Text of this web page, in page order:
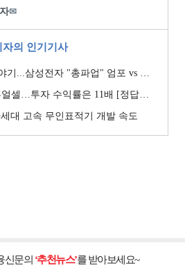
✉
자의 인기기사
자 "총파업" 엄포 vs 삼성重 '노사 원팀' 자처
…투자 수익률은 11배 [정답은 TSR]
대 고속 무인표적기 개발 속도
신문의 ‘추천뉴스’를 받아보세요~